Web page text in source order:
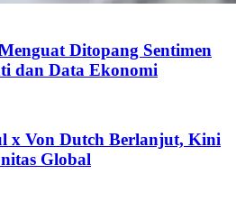
Ditopang Sentimen
dan Data Ekonomi
x Von Dutch Berlanjut, Kini
Global